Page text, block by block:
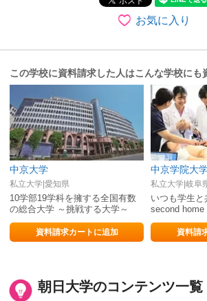
お気に入り
この学校に資料請求した人はこんな学校にも
中京大学
私立大学|愛知県
10学部19学科を擁する全国有数
の総合大学 ～挑戦する大学～
資料請求カートに追加
中京学院大
私立大学|岐阜
いつも学生
second home
資料請
朝日大学のコンテンツ一覧